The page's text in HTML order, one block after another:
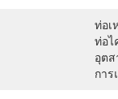
ท่อเ
ท่อไ
อุต
การ